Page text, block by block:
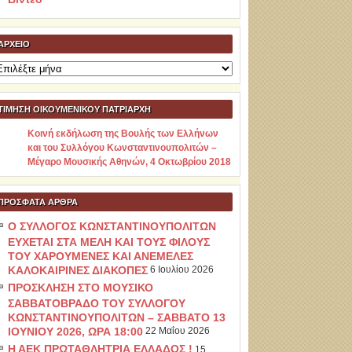
ΟΙΚΟΥΜΕΝΙΚΟΥ ΠΑΤΡΙΑΡΧΗ
Κοινή εκδήλωση της Βουλής των Ελλήνων
και του Συλλόγου Κωνσταντινουπολιτών –
Μέγαρο Μουσικής Αθηνών, 4 Οκτωβρίου 2018
ΆΡΘΡΑ
Ο ΣΥΛΛΟΓΟΣ ΚΩΝΣΤΑΝΤΙΝΟΥΠΟΛΙΤΩΝ
ΕΥΧΕΤΑΙ ΣΤΑ ΜΕΛΗ ΚΑΙ ΤΟΥΣ ΦΙΛΟΥΣ
ΤΟΥ ΧΑΡΟΥΜΕΝΕΣ ΚΑΙ ΑΝΕΜΕΛΕΣ
ΚΑΛΟΚΑΙΡΙΝΕΣ ΔΙΑΚΟΠΕΣ 6 Ιουλίου 2026
ΠΡΟΣΚΛΗΣΗ ΣΤΟ ΜΟΥΣΙΚΟ
ΣΑΒΒΑΤΟΒΡΑΔΟ ΤΟΥ ΣΥΛΛΟΓΟΥ
ΚΩΝΣΤΑΝΤΙΝΟΥΠΟΛΙΤΩΝ – ΣΑΒΒΑΤΟ 13
ΙΟΥΝΙΟΥ 2026, ΩΡΑ 18:00 22 Μαΐου 2026
Η ΑΕΚ ΠΡΩΤΑΘΛΗΤΡΙΑ ΕΛΛΑΔΟΣ !